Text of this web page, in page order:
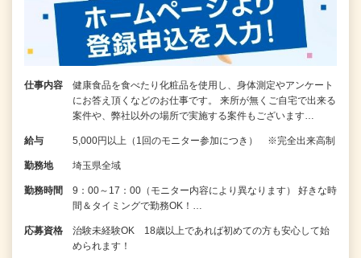
仕事内容
健康食品を食べたり化粧品を使用し、身体測定やアンケート
にお答え頂くなどのお仕事です。 来所が無くご自宅で出来る
案件や、弊社以外の場所で実施する案件もございます…
給与 5,000円以上（1回のモニター参加につき） ※完全出来高制
勤務地 埼玉県全域
勤務時間
9：00～17：00（モニター内容により異なります） 好きな時
間＆タイミングで勤務OK！…
応募資格
治験未経験OK 18歳以上であれば初めての方も安心して始
められます！